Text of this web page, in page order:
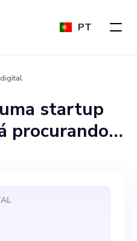
PT
digital
startup
procurando
juntar à
foco é